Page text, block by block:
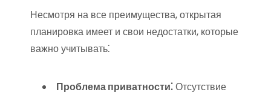
Несмотря на все преимущества, открытая
планировка имеет и свои недостатки, которые
важно учитывать⁚
Проблема приватности⁚Отсутствие